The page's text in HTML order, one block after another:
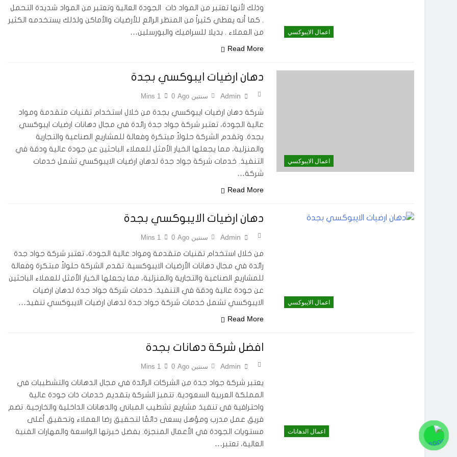
اعمال الايبوكسي
وذلك لأنها تعتبر من المواد ذات الجودة العالية وتعتبر من المواد شديدة التحمل
. كما أنه يعطي كثيراً من المنظر الرائع للأرضيات والأماكن ولذلك يستخدمه الكثير
من العملاء . بديلا للسراميك والبورسلين…
Read More
اعمال الايبوكسي
دهان ارضيات ايبوكسي بجدة
Admin سنتين Ago 0
1 Mins
شركة دهان ارضيات ايبوكسي بجدة من خلال استخدام تقنيات متقدمة ومواد
عالية الجودة، تعتبر شركة جواد جدة رائدة في مجال دهانات ارضيات ايبوكسي
بجدة. وتقدم الشركة حلولاً مبتكرة وفعالة للمشاريع الصناعية والتجارية
والمنزلية، مما يجعلها الخيار الأمثل للعملاء الباحثين عن جودة عالية ودقة في
التنفيذ. خدمات شركة جواد جدة لدهان ارضيات الايبوكسي تشمل خدمات
شركة…
Read More
اعمال الايبوكسي
دهان ارضيات الايبوكسي بجدة
Admin سنتين Ago 0
1 Mins
من خلال استخدام تقنيات متقدمة ومواد عالية الجودة، تعتبر شركة جواد جدة
رائدة في مجال دهانات الأرضيات الايبوكسية. تقدم الشركة حلولاً مبتكرة وفعالة
للمشاريع الصناعية والتجارية والمنزلية، مما يجعلها الخيار الأمثل للعملاء الباحثين
عن جودة عالية ودقة في التنفيذ. خدمات شركة جواد جدة لدهان ارضيات
الايبوكسي تشمل خدمات شركة جواد جدة لدهان ارضيات الايبوكسي تنفيذ…
Read More
اعمال الدهانات
افضل شركة دهانات بجدة
Admin سنتين Ago 0
1 Mins
يعتبر شركة جواد جدة من الشركات الرائدة في مجال الدهانات والتشطيبات في
المملكة العربية السعودية. تتميز الشركة بتقديم خدمات ذات جودة عالية
واحترافية في تنفيذ مشاريع تشطيب المباني والدهانات الداخلية والخارجية. تضم
فريق عمل مدرب ومؤهل يسعى دائمًا لتحقيق رضا العملاء وتحقيق أعلى
مستويات الجودة في الأعمال المنجزة. بفضل خبرتها الواسعة والمهارات الفنية
العالية، تعتبر…